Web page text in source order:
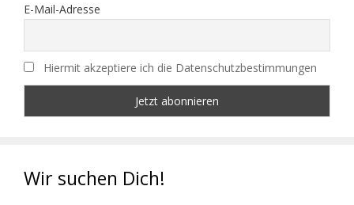
E-Mail-Adresse
Hiermit akzeptiere ich die Datenschutzbestimmungen
Wir suchen Dich!